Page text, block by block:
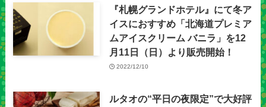
『札幌グランドホテル』にて冬ア
イスにおすすめ「北海道プレミア
ムアイスクリーム バニラ」を12
月11日（日）より販売開始！
2022/12/10
ルタオの“平日の夜限定”で大好評